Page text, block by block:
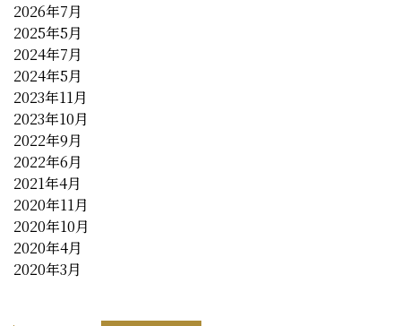
2026年7月
2025年5月
2024年7月
2024年5月
2023年11月
2023年10月
2022年9月
2022年6月
2021年4月
2020年11月
2020年10月
2020年4月
2020年3月